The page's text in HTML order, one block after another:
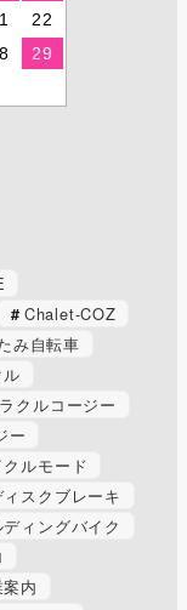
22
29
Chalet-COZ
み自転車
クルコージー
ー
ルモード
ィスクブレーキ
ィングバイク
内